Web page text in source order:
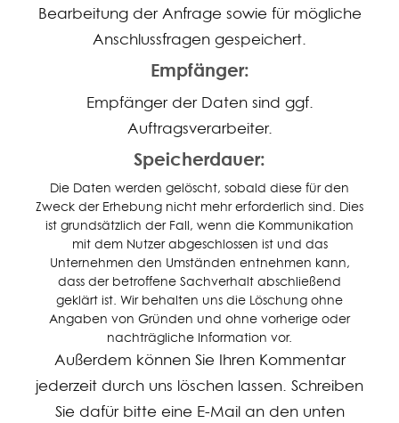
Bearbeitung der Anfrage sowie für mögliche
Anschlussfragen gespeichert.
Empfänger:
Empfänger der Daten sind ggf.
Auftragsverarbeiter.
Speicherdauer:
Die Daten werden gelöscht, sobald diese für den
Zweck der Erhebung nicht mehr erforderlich sind. Dies
ist grundsätzlich der Fall, wenn die Kommunikation
mit dem Nutzer abgeschlossen ist und das
Unternehmen den Umständen entnehmen kann,
dass der betroffene Sachverhalt abschließend
geklärt ist. Wir behalten uns die Löschung ohne
Angaben von Gründen und ohne vorherige oder
nachträgliche Information vor.
Außerdem können Sie Ihren Kommentar
jederzeit durch uns löschen lassen. Schreiben
Sie dafür bitte eine E-Mail an den unten